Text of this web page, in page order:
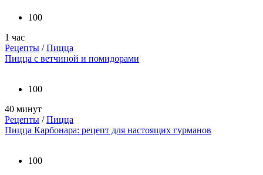
100
1 час
Рецепты /Пицца
Пицца с ветчиной и помидорами
100
40 минут
Рецепты /Пицца
Пицца Карбонара: рецепт для настоящих гурманов
100